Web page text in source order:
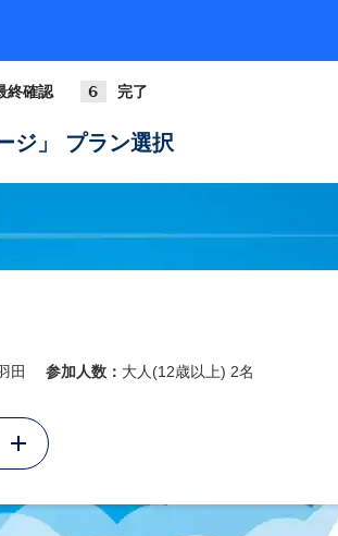
終確認 完了
ジ」 プラン選択
田 参加人数： 大人(12歳以上) 2名